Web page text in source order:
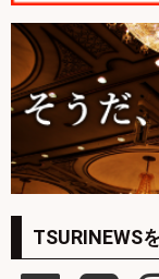
TSURINEWS